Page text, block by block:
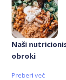
Naši
obroki
Preberi več